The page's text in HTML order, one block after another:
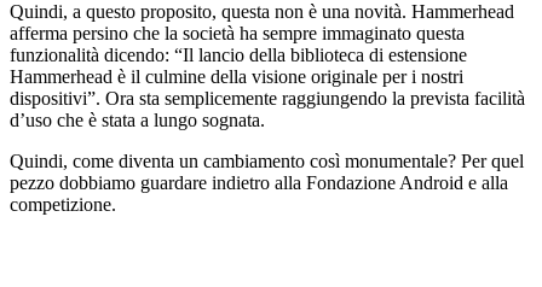
Quindi, a questo proposito, questa non è una novità. Hammerhead
afferma persino che la società ha sempre immaginato questa
funzionalità dicendo: “Il lancio della biblioteca di estensione
Hammerhead è il culmine della visione originale per i nostri
dispositivi”. Ora sta semplicemente raggiungendo la prevista facilità
d’uso che è stata a lungo sognata.
Quindi, come diventa un cambiamento così monumentale? Per quel
pezzo dobbiamo guardare indietro alla Fondazione Android e alla
competizione.